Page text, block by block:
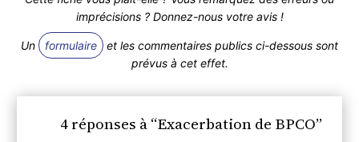
imprécisions ? Donnez-nous votre avis !
Un formulaire
et les commentaires publics ci-dessous sont
prévus à cet effet.
4 réponses à “Exacerbation de BPCO”